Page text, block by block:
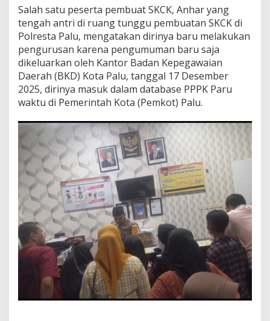
s
a
S
K
C
K
M
e
n
n
k
t
Salah satu peserta pembuat SKCK, Anhar yang
tengah antri di ruang tunggu pembuatan SKCK di
Polresta Palu, mengatakan dirinya baru melakukan
pengurusan karena pengumuman baru saja
dikeluarkan oleh Kantor Badan Kepegawaian
Daerah (BKD) Kota Palu, tanggal 17 Desember
2025, dirinya masuk dalam database PPPK Paru
waktu di Pemerintah Kota (Pemkot) Palu.